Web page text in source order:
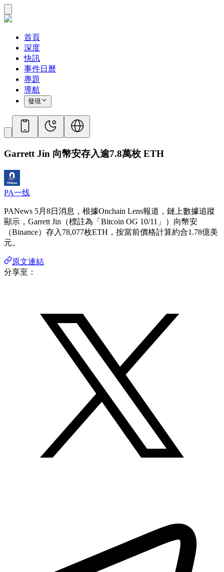
首頁
深度
快訊
事件日曆
專題
導航
發現
Garrett Jin 向幣安存入逾7.8萬枚 ETH
PA一线
PANews 5月8日消息，根據Onchain Lens報道，鏈上數據追蹤
顯示，Garrett Jin（標註為「Bitcoin OG 10/11」）向幣安
（Binance）存入78,077枚ETH，按當前價格計算約合1.78億美
元。
原文連結
分享至：